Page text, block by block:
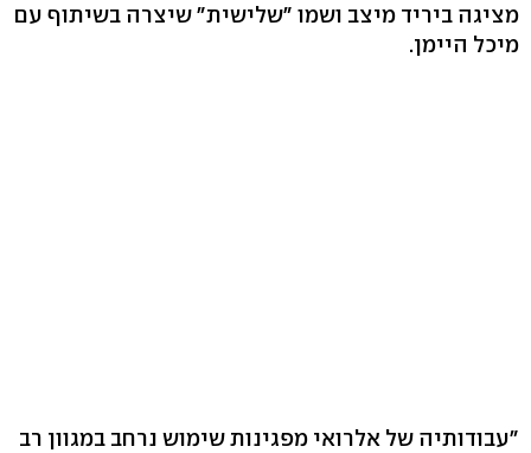
מציגה ביריד מיצב ושמו "שלישית" שיצרה בשיתוף עם
מיכל היימן.
"עבודותיה של אלרואי מפגינות שימוש נרחב במגוון רב